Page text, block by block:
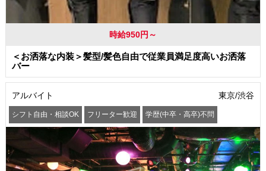
時給950円～
＜お洒落な内装＞髪型/髪色自由で従業員満足度高いお洒落
バー
アルバイト 東京/渋谷
シフト自由・相談OK フリーター歓迎 学歴(中卒・高卒)不問
髪型・髪色自由 服装自由 交通費支給